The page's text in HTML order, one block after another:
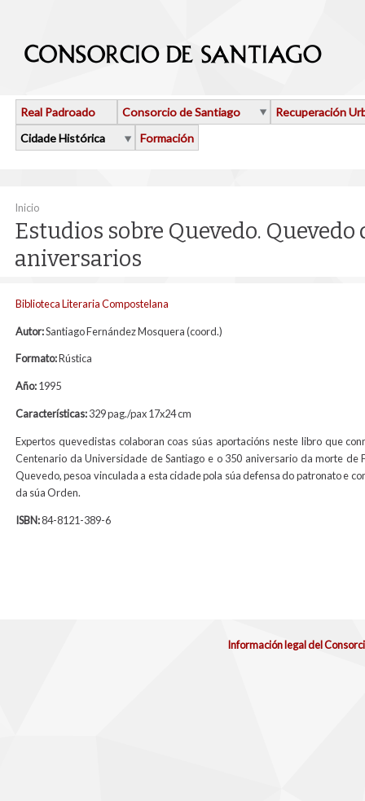
Real Padroado Consorcio de Santiago
Recuperación
Cidade Histórica
Formación
Vostede está aquí
Inicio
Estudios sobre Quevedo.
aniversarios
Biblioteca Literaria Compostelana
Autor:Santiago Fernández Mosquera (coord.)
Formato:Rústica
Año:1995
Características:329 pag./pax 17x24 cm
Expertos quevedistas colaboran coas súas aportacións neste libro que
Centenario da Universidade de Santiago e o 350 aniversario da morte de
Quevedo, pesoa vinculada a esta cidade pola súa defensa do patronato e
da súa Orden.
ISBN:84-8121-389-6
Información legal del